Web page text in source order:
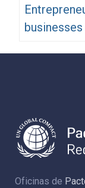
Oficinas de